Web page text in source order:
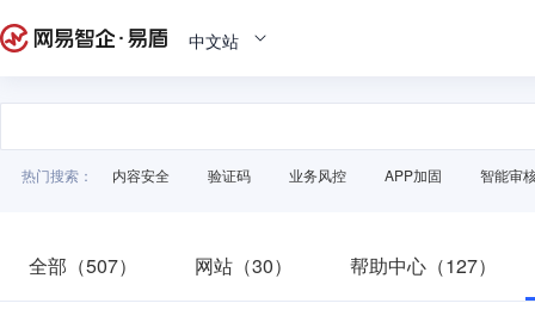
中文站
热门搜索： 内容安全 验证码 业务风控 APP加固 智能审
全部（507） 网站（30） 帮助中心（127）